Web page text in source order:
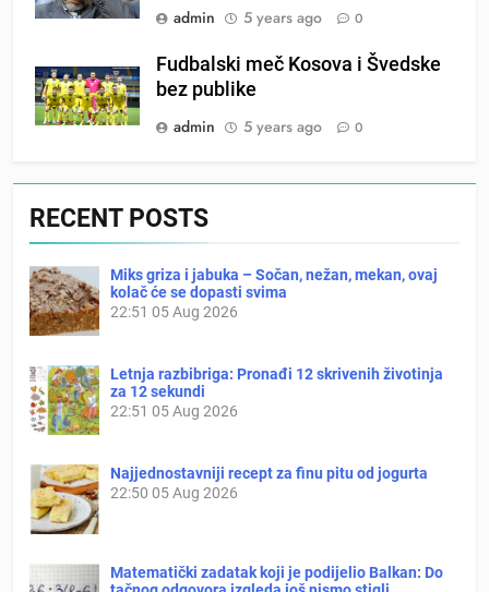
admin
5 years ago 0
Fudbalski meč Kosova i Švedske
bez publike
admin
5 years ago 0
RECENT POSTS
Miks griza i jabuka – Sočan, nežan, mekan, ovaj
kolač će se dopasti svima
22:51 05 Aug 2026
Letnja razbibriga: Pronađi 12 skrivenih životinja
za 12 sekundi
22:51 05 Aug 2026
Najjednostavniji recept za finu pitu od jogurta
22:50 05 Aug 2026
Matematički zadatak koji je podijelio Balkan: Do